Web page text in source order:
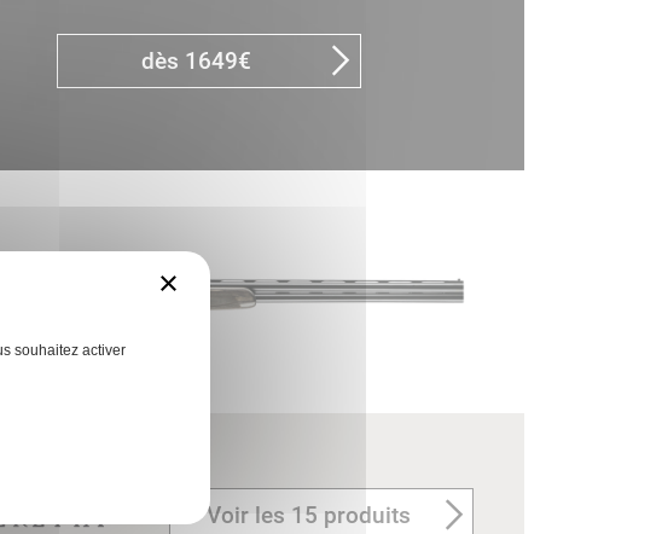
dès 1649€
Voir les 15 produits
×
souhaitez activer